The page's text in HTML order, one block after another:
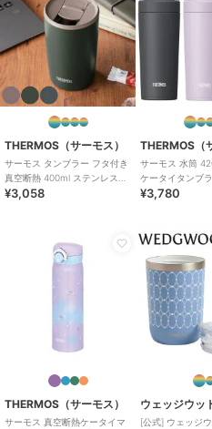
無地
原産国 フィリピン製
THERMOS（サーモス）
サーモス タンブラー フタ付き
真空断熱 400ml ステンレス
JDP-401
¥3,058
THERMOS（
サーモス 水筒
ケータイタンブ
¥3,780
THERMOS（サーモス）
サーモス 真空断熱ケータイマ
ウェッジウッ
[公式] ウェッジ